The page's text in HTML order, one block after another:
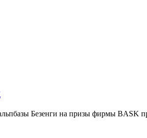
Безенги на призы фирмы